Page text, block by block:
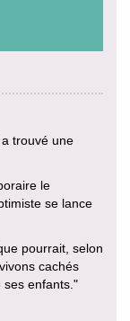
trouvé une
le
se lance
pourrait, selon
cachés
ses enfants."